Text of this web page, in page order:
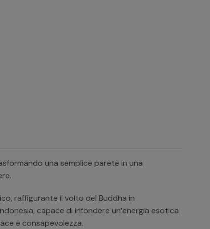
una semplice parete in una
raffigurante il volto del Buddha in
capace di infondere un’energia esotica
e consapevolezza.